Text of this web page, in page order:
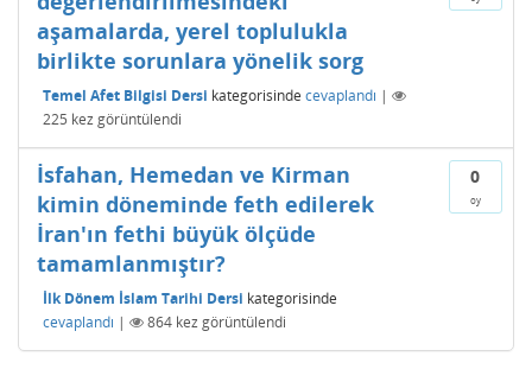
aşamalarda, yerel toplulukla
birlikte sorunlara yönelik sorg
Temel Afet Bilgisi Dersi kategorisinde cevaplandı |
225 kez görüntülendi
0
oy
İsfahan, Hemedan ve Kirman
kimin döneminde feth edilerek
İran'ın fethi büyük ölçüde
tamamlanmıştır?
İlk Dönem İslam Tarihi Dersi kategorisinde
cevaplandı | 864 kez görüntülendi